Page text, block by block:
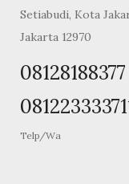
Setiabudi, Kota
Jakarta 12970
08128188377
Telp/Wa